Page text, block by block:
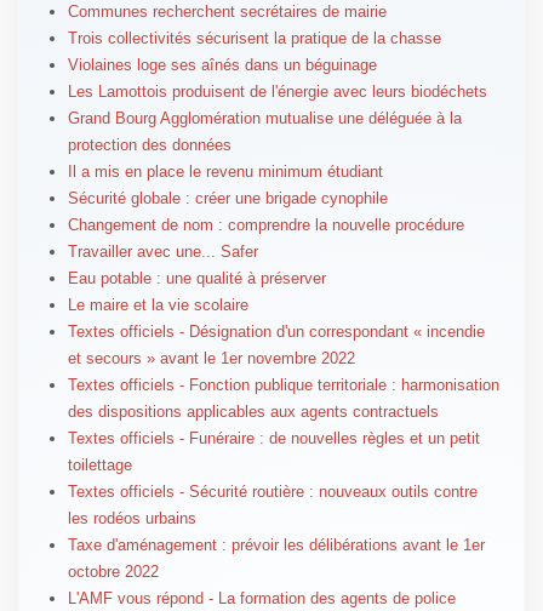
Communes recherchent secrétaires de mairie
Trois collectivités sécurisent la pratique de la chasse
Violaines loge ses aînés dans un béguinage
Les Lamottois produisent de l'énergie avec leurs biodéchets
Grand Bourg Agglomération mutualise une déléguée à la
protection des données
Il a mis en place le revenu minimum étudiant
Sécurité globale : créer une brigade cynophile
Changement de nom : comprendre la nouvelle procédure
Travailler avec une... Safer
Eau potable : une qualité à préserver
Le maire et la vie scolaire
Textes officiels - Désignation d'un correspondant « incendie
et secours » avant le 1er novembre 2022
Textes officiels - Fonction publique territoriale : harmonisation
des dispositions applicables aux agents contractuels
Textes officiels - Funéraire : de nouvelles règles et un petit
toilettage
Textes officiels - Sécurité routière : nouveaux outils contre
les rodéos urbains
Taxe d'aménagement : prévoir les délibérations avant le 1er
octobre 2022
L'AMF vous répond - La formation des agents de police